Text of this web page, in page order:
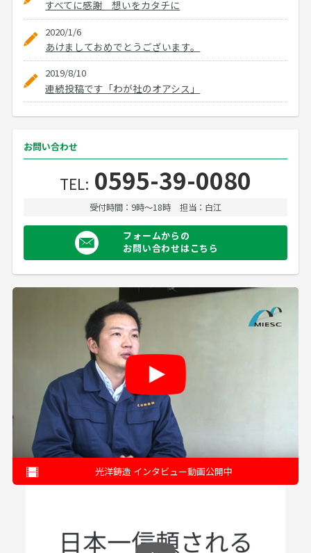
すべてに感謝 想いをカタチに
2020/1/6
あけましておめでとうございます。
2019/8/10
連続投稿です「わが社のオアシス」
お問い合わせ
TEL: 0595-39-0080
受付時間：9時〜18時 担当：白江
フォームからの
お問い合わせはこちら
光洋鋳造 インタビュー動画公開中